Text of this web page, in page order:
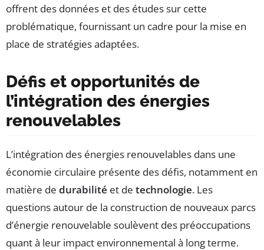
offrent des données et des études sur cette
problématique, fournissant un cadre pour la mise en
place de stratégies adaptées.
Défis et opportunités de
l’intégration des énergies
renouvelables
L’intégration des énergies renouvelables dans une
économie circulaire présente des défis, notamment en
matière de durabilité et de technologie. Les
questions autour de la construction de nouveaux parcs
d’énergie renouvelable soulèvent des préoccupations
quant à leur impact environnemental à long terme.